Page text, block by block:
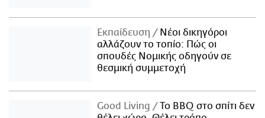
Εκπαίδευση
Νέοι δικηγόροι
αλλάζουν το τοπίο: Πώς οι
σπουδές Νομικής οδηγούν σε
θεσμική συμμετοχή
Good Living
Το BBQ στο σπίτι δεν